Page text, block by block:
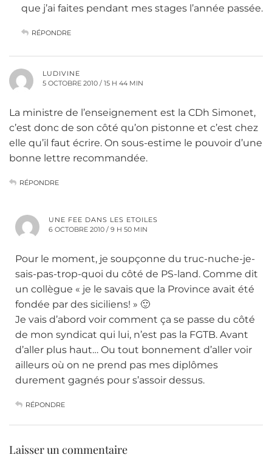
que j’ai faites pendant mes stages l’année passée.
RÉPONDRE
LUDIVINE
5 OCTOBRE 2010 / 15 H 44 MIN
La ministre de l’enseignement est la CDh Simonet,
c’est donc de son côté qu’on pistonne et c’est chez
elle qu’il faut écrire. On sous-estime le pouvoir d’une
bonne lettre recommandée.
RÉPONDRE
UNE FEE DANS LES ETOILES
6 OCTOBRE 2010 / 9 H 50 MIN
Pour le moment, je soupçonne du truc-nuche-je-
sais-pas-trop-quoi du côté de PS-land. Comme dit
un collègue « je le savais que la Province avait été
fondée par des siciliens! » 🙂
Je vais d’abord voir comment ça se passe du côté
de mon syndicat qui lui, n’est pas la FGTB. Avant
d’aller plus haut… Ou tout bonnement d’aller voir
ailleurs où on ne prend pas mes diplômes
durement gagnés pour s’assoir dessus.
RÉPONDRE
Laisser un commentaire